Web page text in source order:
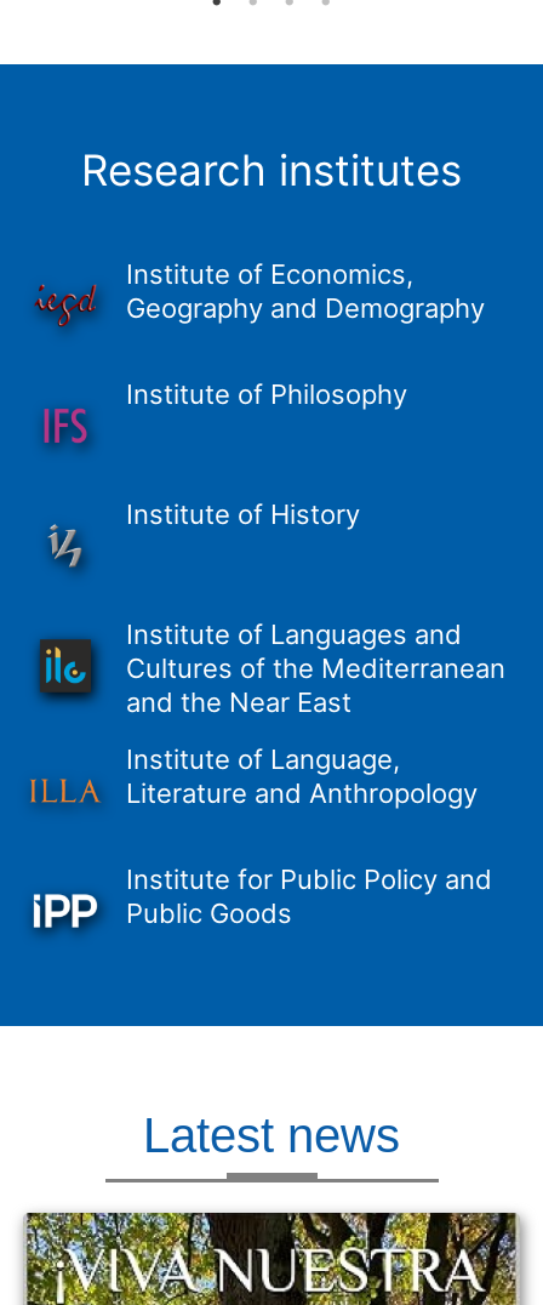
Research institutes
Institute of Economics,
Geography and Demography
Institute of Philosophy
Institute of History
Institute of Languages and
Cultures of the Mediterranean
and the Near East
Institute of Language,
Literature and Anthropology
Institute for Public Policy and
Public Goods
Latest news